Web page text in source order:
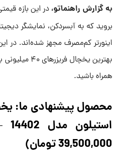
به گزارش راهنماتو، در این بازه
بروید که به آبسردکن، نمایشگر
بهترین یخچال
همراه باشید.
39,500,000 تومان)